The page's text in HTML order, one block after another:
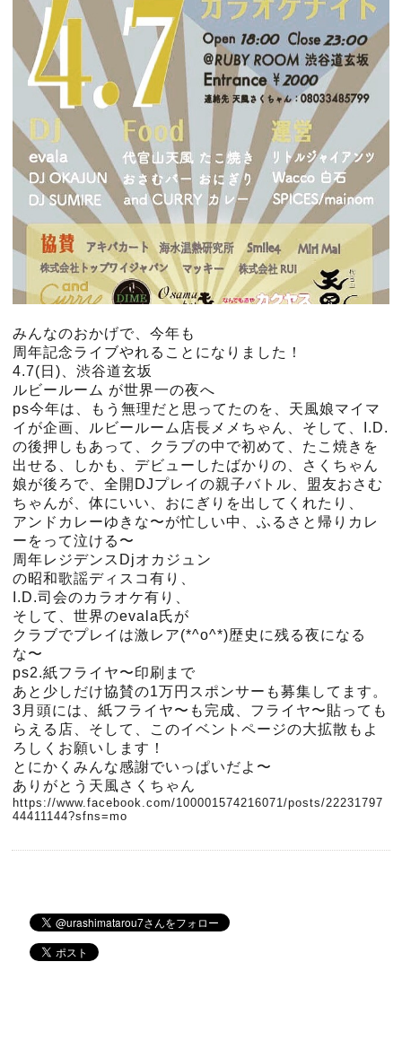
みんなのおかげで、今年も
周年記念ライブやれることになりました！
4.7(日)、渋谷道玄坂
ルビールーム が世界一の夜へ
ps今年は、もう無理だと思ってたのを、天風娘マイマ
イが企画、ルビールーム店長メメちゃん、そして、I.D.
の後押しもあって、クラブの中で初めて、たこ焼きを
出せる、しかも、デビューしたばかりの、さくちゃん
娘が後ろで、全開DJプレイの親子バトル、盟友おさむ
ちゃんが、体にいい、おにぎりを出してくれたり、
アンドカレーゆきな〜が忙しい中、ふるさと帰りカレ
ーをって泣ける〜
周年レジデンスDjオカジュン
の昭和歌謡ディスコ有り、
I.D.司会のカラオケ有り、
そして、世界のevala氏が
クラブでプレイは激レア(*^o^*)歴史に残る夜になる
な〜
ps2.紙フライヤ〜印刷まで
あと少しだけ協賛の1万円スポンサーも募集してます。
3月頭には、紙フライヤ〜も完成、フライヤ〜貼っても
らえる店、そして、このイベントページの大拡散もよ
ろしくお願いします！
とにかくみんな感謝でいっぱいだよ〜
ありがとう天風さくちゃん
https://www.facebook.com/100001574216071/posts/22231797
44411144?sfns=mo